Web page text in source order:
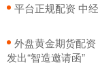
平台正规配资 中
外盘黄金期货配
发出“智造邀请函”